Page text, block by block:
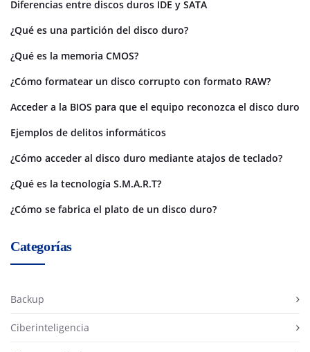
Diferencias entre discos duros IDE y SATA
¿Qué es una partición del disco duro?
¿Qué es la memoria CMOS?
¿Cómo formatear un disco corrupto con formato RAW?
Acceder a la BIOS para que el equipo reconozca el disco duro
Ejemplos de delitos informáticos
¿Cómo acceder al disco duro mediante atajos de teclado?
¿Qué es la tecnología S.M.A.R.T?
¿Cómo se fabrica el plato de un disco duro?
Categorías
Backup
Ciberinteligencia